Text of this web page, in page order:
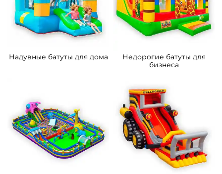
Надувные батуты для дома
Недорогие батуты для
бизнеса